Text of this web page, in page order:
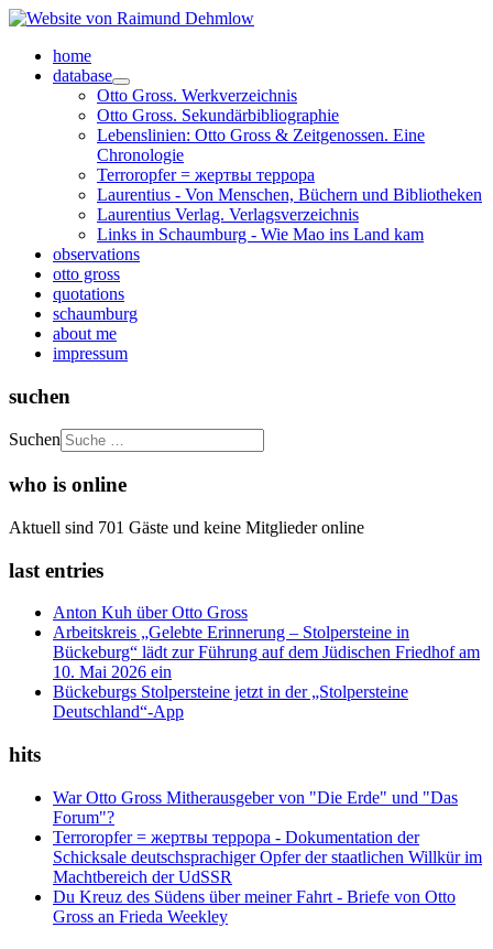
home
database
Otto Gross. Werkverzeichnis
Otto Gross. Sekundärbibliographie
Lebenslinien: Otto Gross & Zeitgenossen. Eine
Chronologie
Terroropfer = жертвы террора
Laurentius - Von Menschen, Büchern und Bibliotheken
Laurentius Verlag. Verlagsverzeichnis
Links in Schaumburg - Wie Mao ins Land kam
observations
otto gross
quotations
schaumburg
about me
impressum
suchen
Suchen
who is online
Aktuell sind 701 Gäste und keine Mitglieder online
last entries
Anton Kuh über Otto Gross
Arbeitskreis „Gelebte Erinnerung – Stolpersteine in
Bückeburg“ lädt zur Führung auf dem Jüdischen Friedhof am
10. Mai 2026 ein
Bückeburgs Stolpersteine jetzt in der „Stolpersteine
Deutschland“-App
hits
War Otto Gross Mitherausgeber von "Die Erde" und "Das
Forum"?
Terroropfer = жертвы террора - Dokumentation der
Schicksale deutschsprachiger Opfer der staatlichen Willkür im
Machtbereich der UdSSR
Du Kreuz des Südens über meiner Fahrt - Briefe von Otto
Gross an Frieda Weekley